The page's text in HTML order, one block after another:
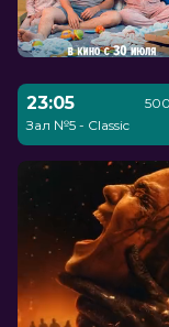
23:05
Зал №5 - Classic